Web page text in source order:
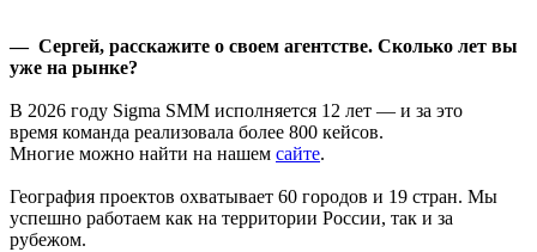
— Сергей, расскажите о своем агентстве. Сколько лет вы
уже на рынке?
В 2026 году Sigma SMM исполняется 12 лет — и за это
время команда реализовала более 800 кейсов.
Многие можно найти на нашем сайте.
География проектов охватывает 60 городов и 19 стран. Мы
успешно работаем как на территории России, так и за
рубежом.